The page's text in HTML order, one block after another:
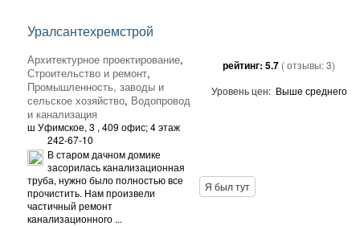
Уралсантехремстрой
Архитектурное проектирование,
Строительство и ремонт,
Промышленность, заводы и
сельское хозяйство, Водопровод
и канализация
ш Уфимское, 3 , 409 офис; 4 этаж
242-67-10
рейтинг: 5.7 ( отзывы:3)
Уровень цен: Выше среднего
В старом дачном домике
засорилась канализационная
труба, нужно было полностью все
прочистить. Нам произвели
частичный ремонт
канализационного ...
Я был тут